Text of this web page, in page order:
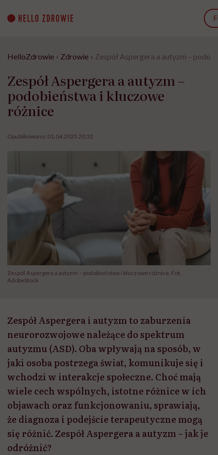
content
HelloZdrowie › Zdrowie › Zespół Aspergera a autyzm –
Zespół Aspergera a autyzm –
podobieństwa i kluczowe
różnice
Opublikowano: 01.04.2025 20:32
Zespół Aspergera a autyzm – podobieństwa i kluczowe różnice. Fot.
AdobeStock
Zespół Aspergera i autyzm to zaburzenia
neurorozwojowe należące do spektrum
autyzmu (ASD). Oba wpływają na sposób, w
jaki osoba postrzega świat, komunikuje się i
wchodzi w interakcje społeczne. Choć mają
wiele cech wspólnych, istotne różnice w ich
objawach oraz funkcjonowaniu, sprawiają,
że diagnoza i podejście terapeutyczne mogą
się różnić. Zespół Aspergera a autyzm – jak je
odróżnić?